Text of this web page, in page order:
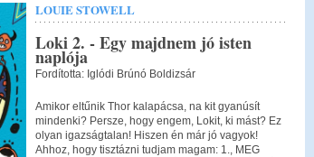
LOUIE STOWELL
Loki 2. - Egy majdnem jó isten
naplója
Fordította: Iglódi Brúnó Boldizsár
Amikor eltűnik Thor kalapácsa, na kit gyanúsít
mindenki? Persze, hogy engem, Lokit, ki mást? Ez
olyan igazságtalan! Hiszen én már jó vagyok!
Ahhoz, hogy tisztázni tudjam magam: 1., MEG